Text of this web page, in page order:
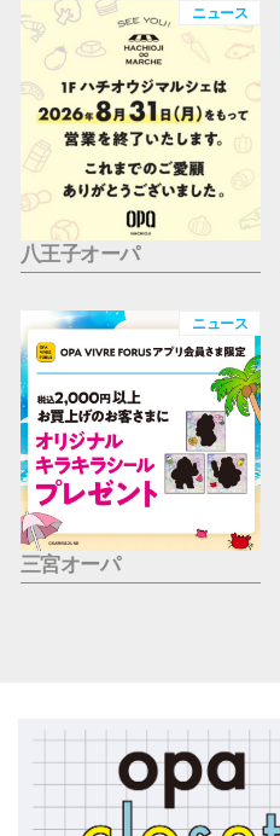
ニュース
八王子オーパ
ニュース
三宮オーパ